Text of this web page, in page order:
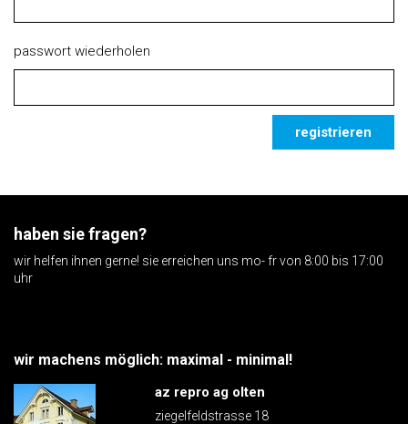
passwort wiederholen
registrieren
haben sie fragen?
wir helfen ihnen gerne! sie erreichen uns mo- fr von 8:00 bis 17:00
uhr
wir machens möglich: maximal - minimal!
az repro ag olten
ziegelfeldstrasse 18